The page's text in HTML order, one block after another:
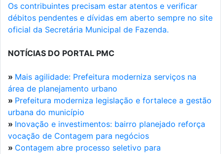
Os contribuintes precisam estar atentos e verificar
débitos pendentes e dívidas em aberto sempre no site
oficial da Secretária Municipal de Fazenda.
NOTÍCIAS DO PORTAL PMC
» Mais agilidade: Prefeitura moderniza serviços na
área de planejamento urbano
» Prefeitura moderniza legislação e fortalece a gestão
urbana do município
» Inovação e investimentos: bairro planejado reforça
vocação de Contagem para negócios
» Contagem abre processo seletivo para